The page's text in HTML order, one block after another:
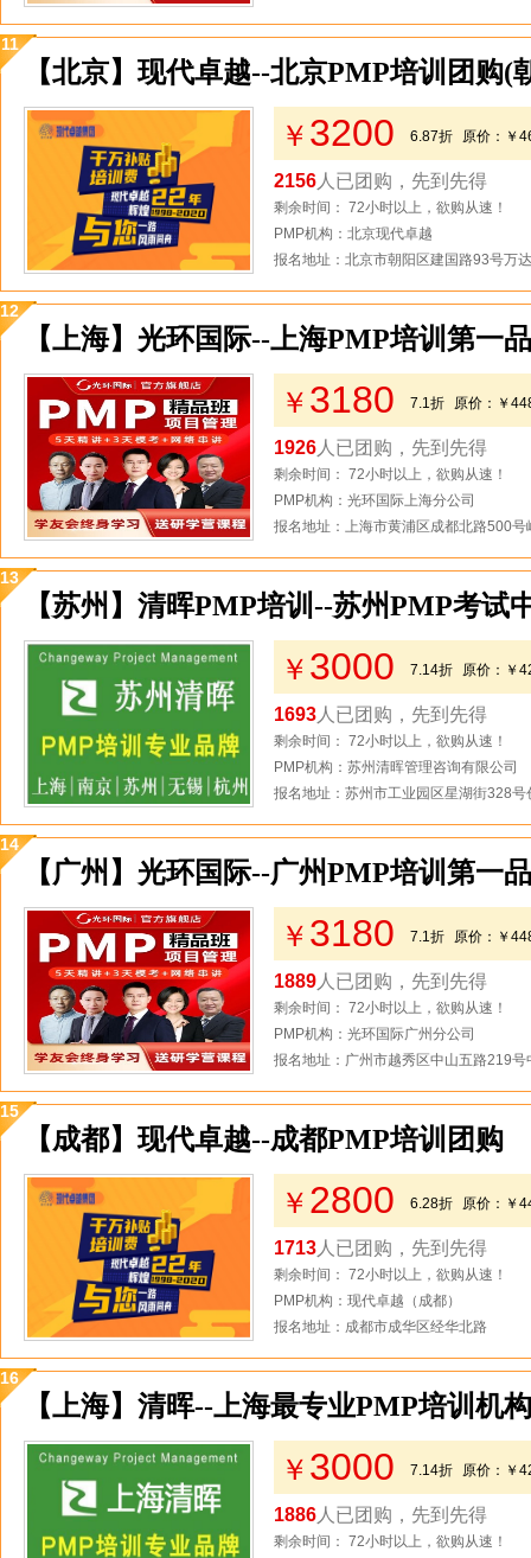
11
【北京】现代卓越--北京PMP培训团购(
￥ 3200 6.87折 原价： ￥
2156 人已团购，先到先得
剩余时间： 72小时以上，欲购从速！
PMP机构：北京现代卓越
报名地址：北京市朝阳区建国路93号万
12
【上海】光环国际--上海PMP培训第一
￥ 3180 7.1折 原价： ￥
1926 人已团购，先到先得
剩余时间： 72小时以上，欲购从速！
PMP机构：光环国际上海分公司
报名地址：上海市黄浦区成都北路500
13
【苏州】清晖PMP培训--苏州PMP考试
￥ 3000 7.14折 原价： ￥
1693 人已团购，先到先得
剩余时间： 72小时以上，欲购从速！
PMP机构：苏州清晖管理咨询有限公司
报名地址：苏州市工业园区星湖街328
14
【广州】光环国际--广州PMP培训第一
￥ 3180 7.1折 原价： ￥
1889 人已团购，先到先得
剩余时间： 72小时以上，欲购从速！
PMP机构：光环国际广州分公司
报名地址：广州市越秀区中山五路219
15
【成都】现代卓越--成都PMP培训团购
￥ 2800 6.28折 原价： ￥
1713 人已团购，先到先得
剩余时间： 72小时以上，欲购从速！
PMP机构：现代卓越（成都）
报名地址：成都市成华区经华北路
16
【上海】清晖--上海最专业PMP培训机
￥ 3000 7.14折 原价： ￥
1886 人已团购，先到先得
剩余时间： 72小时以上，欲购从速！